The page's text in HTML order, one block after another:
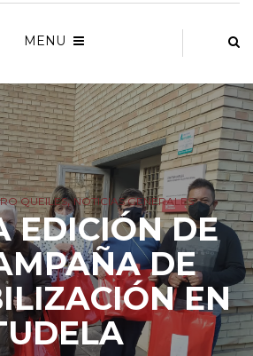
MENU
QUEILES,NOTICIAS GENERALES
EDICIÓN DE
DE
EN